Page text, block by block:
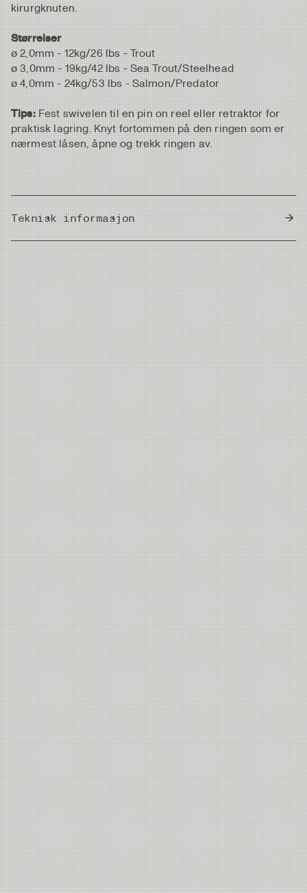
kirurgknuten.
Størrelser
ø 2,0mm - 12kg/26 lbs - Trout
ø 3,0mm - 19kg/42 lbs - Sea Trout/Steelhead
ø 4,0mm - 24kg/53 lbs - Salmon/Predator
Tips:Fest swivelen til en pin on reel eller retraktor for
praktisk lagring. Knyt fortommen på den ringen som er
nærmest låsen, åpne og trekk ringen av.
Teknisk informasjon
Country of Origin Japan